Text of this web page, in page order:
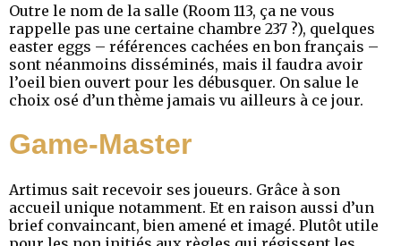
Outre le nom de la salle (Room 113, ça ne vous
rappelle pas une certaine chambre 237 ?), quelques
easter eggs – références cachées en bon français –
sont néanmoins disséminés, mais il faudra avoir
l’oeil bien ouvert pour les débusquer. On salue le
choix osé d’un thème jamais vu ailleurs à ce jour.
Game-Master
Artimus sait recevoir ses joueurs. Grâce à son
accueil unique notamment. Et en raison aussi d’un
brief convaincant, bien amené et imagé. Plutôt utile